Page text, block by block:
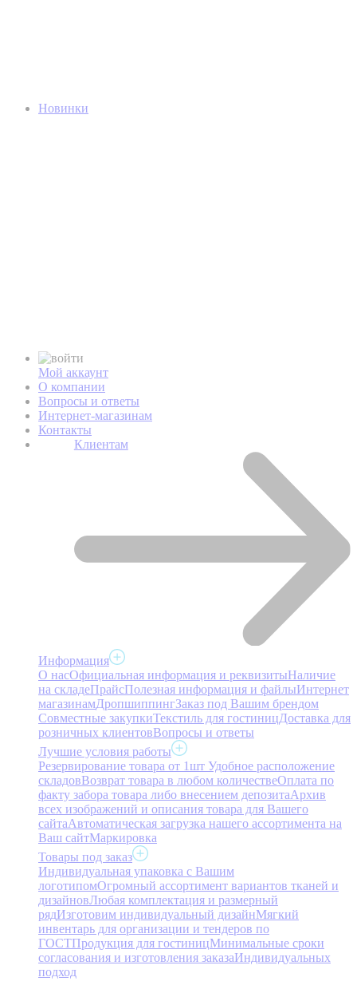
Новинки
Мой аккаунт
О компании
Вопросы и ответы
Интернет-магазинам
Контакты
Клиентам
Информация
О насОфициальная информация и реквизитыНаличие
на складеПрайсПолезная информация и файлыИнтернет
магазинамДропшиппингЗаказ под Вашим брендом
Совместные закупкиТекстиль для гостиницДоставка для
розничных клиентовВопросы и ответы
Лучшие условия работы
Резервирование товара от 1шт Удобное расположение
складовВозврат товара в любом количествеОплата по
факту забора товара либо внесением депозитаАрхив
всех изображений и описания товара для Вашего
сайтаАвтоматическая загрузка нашего ассортимента на
Ваш сайтМаркировка
Товары под заказ
Индивидуальная упаковка с Вашим
логотипомОгромный ассортимент вариантов тканей и
дизайновЛюбая комплектация и размерный
рядИзготовим индивидуальный дизайнМягкий
инвентарь для организации и тендеров по
ГОСТПродукция для гостиницМинимальные сроки
согласования и изготовления заказаИндивидуальных
подход